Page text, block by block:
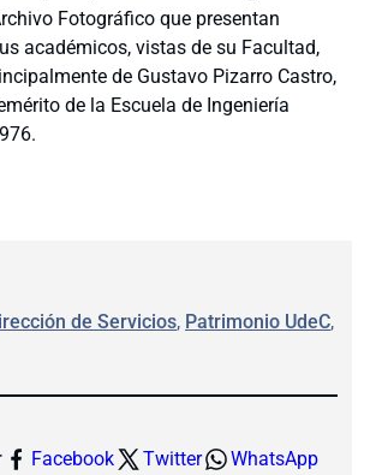
Fotográfico que presentan
académicos, vistas de su Facultad,
de Gustavo Pizarro Castro,
de la Escuela de Ingeniería
de Servicios, Patrimonio UdeC
Facebook Twitter WhatsApp